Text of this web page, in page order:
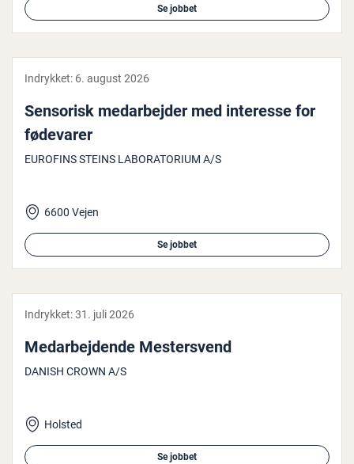
Se jobbet
Indrykket: 6. august 2026
Sensorisk me­d­ar­bej­der med interesse for
fødevarer
EUROFINS STEINS LABORATORIUM A/S
6600 Vejen
Se jobbet
Indrykket:31. juli 2026
Me­d­ar­bej­den­de Mester­s­vend
DANISH CROWN A/S
Holsted
Se jobbet